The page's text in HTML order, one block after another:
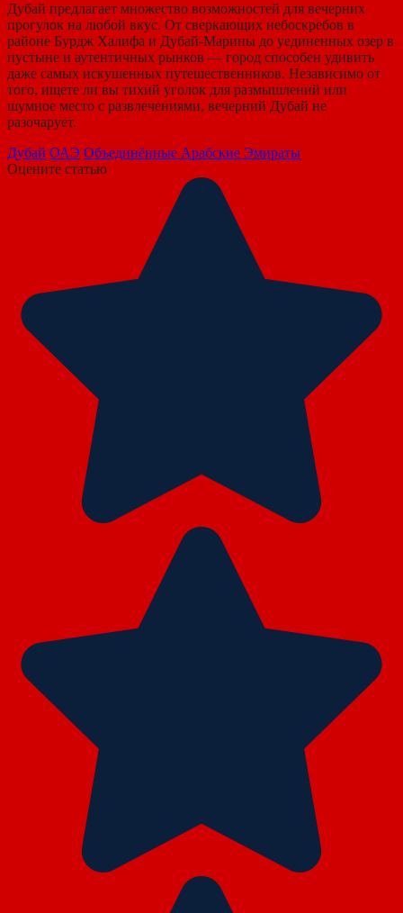
Дубай предлагает множество возможностей для вечерних
прогулок на любой вкус. От сверкающих небоскребов в
районе Бурдж Халифа и Дубай-Марины до уединенных озер в
пустыне и аутентичных рынков — город способен удивить
даже самых искушенных путешественников. Независимо от
того, ищете ли вы тихий уголок для размышлений или
шумное место с развлечениями, вечерний Дубай не
разочарует.
Дубай ОАЭ Объединённые Арабские Эмираты
Оцените статью